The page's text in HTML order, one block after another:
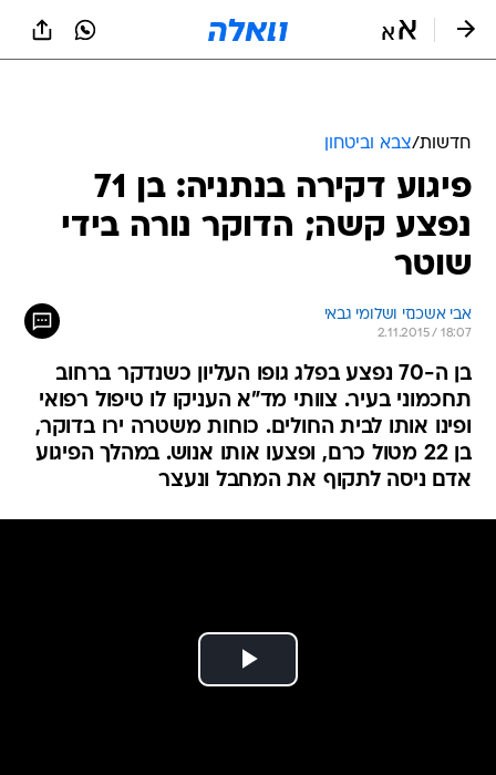
נפצע קשה; הדוקר נורה בידי
שוטר
אבי אשכנזי ושלומי גבאי
2.11.2015 / 18:07
בן ה-70 נפצע בפלג גופו העליון כשנדקר ברחוב
תחכמוני בעיר. צוותי מד"א העניקו לו טיפול רפואי
ופינו אותו לבית החולים. כוחות משטרה ירו בדוקר,
בן 22 מטול כרם, ופצעו אותו אנוש. במהלך הפיגוע
אדם ניסה לתקוף את המחבל ונעצר